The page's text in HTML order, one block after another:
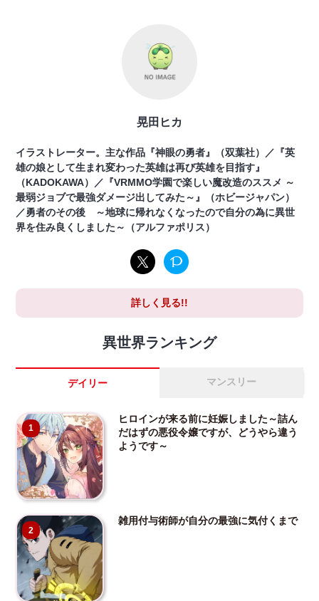
晃田ヒカ
イラストレーター。主な作品『神眼の勇者』（双葉社）／『英
雄の娘として生まれ変わった英雄は再び英雄を目指す』
（KADOKAWA）／『VRMMO学園で楽しい魔改造のススメ ～
最弱ジョブで最強ダメージ出してみた～』（ホビージャパン）
／勇者のその後 ～地球に帰れなくなったので自分の為に異世
界を住み良くしました～（アルファポリス）
詳しく見る!!
異世界ランキング
デイリー マンスリー
1
ヒロインが来る前に妊娠しました～詰ん
だはずの悪役令嬢ですが、どうやら違う
ようです～
2
雑用付与術師が自分の最強に気付くまで